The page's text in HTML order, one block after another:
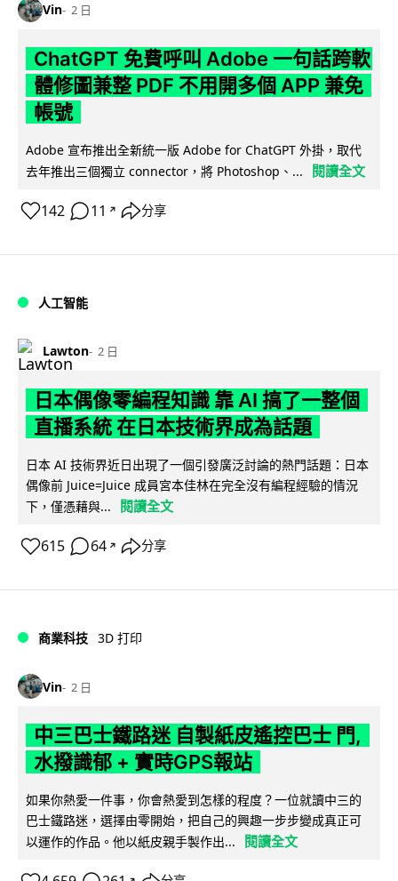
Vin 2 日
ChatGPT 免費呼叫 Adobe 一句話跨軟
體修圖兼整 PDF 不用開多個 APP 兼免
帳號
Adobe 宣布推出全新統一版 Adobe for ChatGPT 外掛，取代
去年推出三個獨立 connector，將 Photoshop、...
閱讀全文
142 11 ↗ 分享
人工智能
Lawton 2 日
日本偶像零編程知識 靠 AI 搞了一整個
直播系統 在日本技術界成為話題
日本 AI 技術界近日出現了一個引發廣泛討論的熱門話題：日本
偶像前 Juice=Juice 成員宮本佳林在完全沒有編程經驗的情況
下，僅憑藉與...
閱讀全文
615 64 ↗ 分享
商業科技 3D 打印
Vin 2 日
中三巴士鐵路迷 自製紙皮遙控巴士 門,
水撥識郁 + 實時GPS報站
如果你熱愛一件事，你會熱愛到怎樣的程度？一位就讀中三的
巴士鐵路迷，選擇由零開始，把自己的興趣一步步變成真正可
以運作的作品。他以紙皮親手製作出...
閱讀全文